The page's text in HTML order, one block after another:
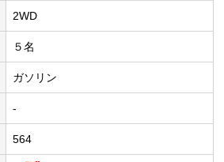
2WD
５名
ガソリン
-
564